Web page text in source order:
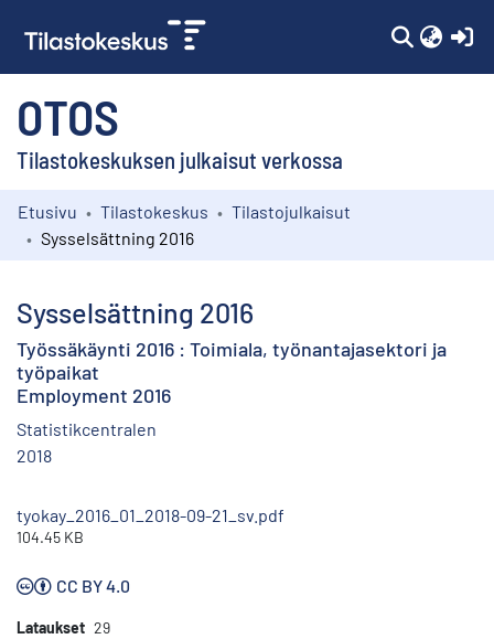
OTOS
Tilastokeskuksen julkaisut verkossa
Kokoelmat
Etusivu Tilastokeskus
Tilastojulkaisut
Sysselsättning 2016
Sysselsättning 2016
Työssäkäynti 2016 : Toimiala, työnantajasektori ja
työpaikat
Employment 2016
Statistikcentralen
2018
tyokay_2016_01_2018-09-21_sv.pdf
104.45 KB
CC BY 4.0
Lataukset 29